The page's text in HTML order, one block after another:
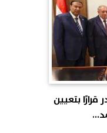
قرارًا بتعيين